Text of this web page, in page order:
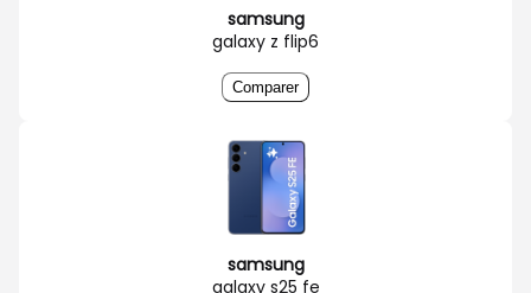
samsung
galaxy z flip6
Comparer
samsung
galaxy s25 fe